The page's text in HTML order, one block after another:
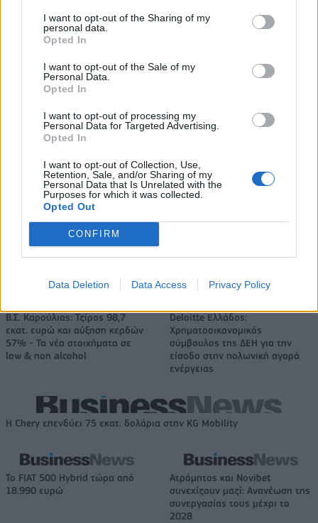
I want to opt-out of the Sharing of my
personal data.
Opted In
I want to opt-out of the Sale of my
Personal Data.
Opted In
I want to opt-out of processing my
Personal Data for Targeted Advertising.
Opted In
I want to opt-out of Collection, Use,
Retention, Sale, and/or Sharing of my
Personal Data that Is Unrelated with the
Purposes for which it was collected.
Opted Out
CONFIRM
Data Deletion Data Access Privacy Policy
Η Toyota φέρνει νέα γενιά
μπαταριών για τα υβριδικά της
Σε κινεζική… πολιορκία η
Νέο Audi A2 e-tron με στόχο την κορυφή της αποδοτικότητας
υπεύθυνος και αναλαμβάνω την
Ιωαννίνων
Ελληνική Αναπτυξιακή Τράπεζα: Με «προίκα» 2 δισ. ευρώ ανοίγει
δρόμο για δάνεια έως 5 δισ. σε μικρομεσαίες
Β.Σ. Καρούλιας: Τζίρος 98,7
εκατ. ευρώ και αύξηση κερδών
57% - Τα νέα στοιχήματα σε
low & non alcohol
Deloitte Ελλάδος:
Χρηματοοικονομικός
σύμβουλος της ΔΕΗ για την
είσοδο στην πολωνική αγορά
ενέργειας
Η Chery επενδύει 75 εκατ. δολάρια στην KG Mobility
Το FIAT 500 Hybrid τώρα από
18.990 ευρώ
Ατρόμητος και Novibet
συνεχίζουν μαζί: Ανανέωση της
συνεργασίας τους μέχρι το
2028